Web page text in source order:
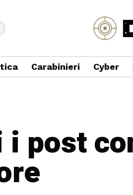
Carabinieri Cyber
post